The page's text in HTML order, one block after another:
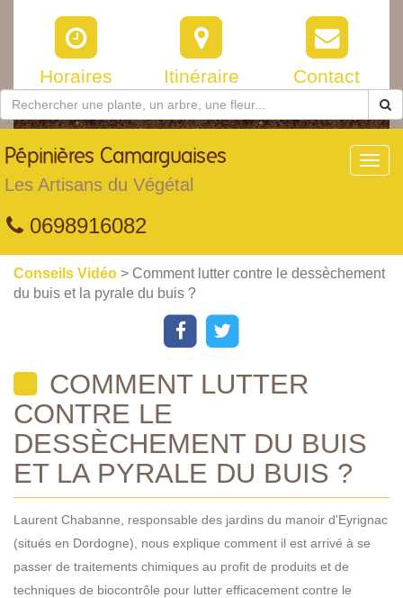
Horaires Itinéraire Contact
Pépinières Camarguaises
Les Artisans du Végétal
0698916082
Conseils Vidéo > Comment lutter contre le dessèchement
du buis et la pyrale du buis ?
COMMENT LUTTER
CONTRE LE
DESSÈCHEMENT DU BUIS
ET LA PYRALE DU BUIS ?
Laurent Chabanne, responsable des jardins du manoir d'Eyrignac
(situés en Dordogne), nous explique comment il est arrivé à se
passer de traitements chimiques au profit de produits et de
techniques de biocontrôle pour lutter efficacement contre le